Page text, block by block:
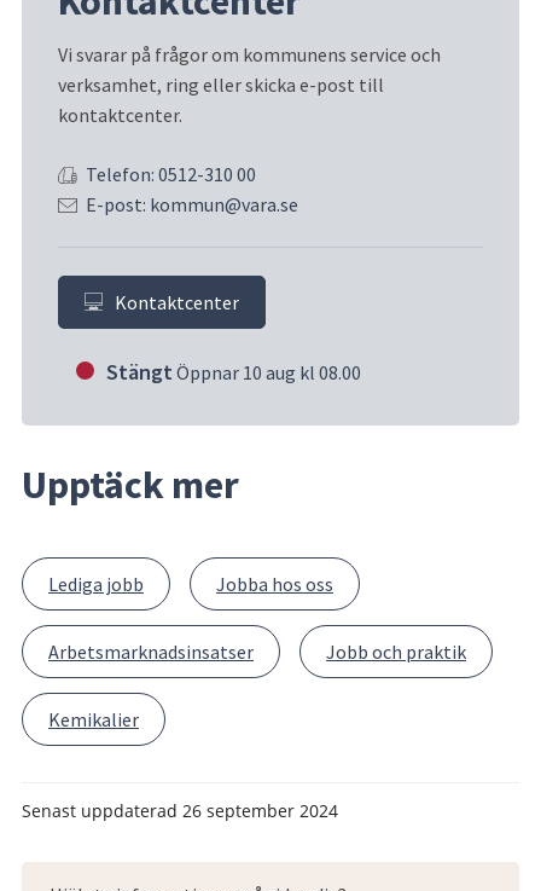
Vi svarar på frågor om kommunens service och
verksamhet, ring eller skicka e-post till
kontaktcenter.
Telefon: 0512-310 00
E-post: kommun@vara.se
Kontaktcenter
Stängt Öppnar 10 aug kl 08.00
Upptäck mer
Lediga jobb Jobba hos oss
Arbetsmarknadsinsatser Jobb och praktik
Kemikalier
Senast uppdaterad 26 september 2024